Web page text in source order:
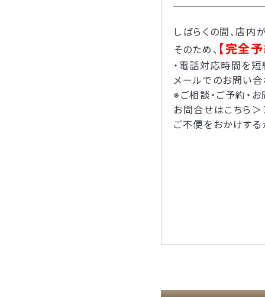
しばらくの間、店内
そのため、 【完全
・電話対応時間を
メールでのお問い合
※ご相談・ご予約・
お問合せはこちら＞
ご不便をおかけする